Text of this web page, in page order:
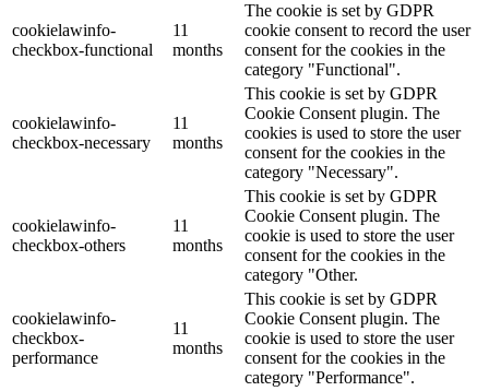
cookielawinfo-
checkbox-functional
11
months
The cookie is set by GDPR
cookie consent to record the user
consent for the cookies in the
category "Functional".
cookielawinfo-
checkbox-necessary
11
months
This cookie is set by GDPR
Cookie Consent plugin. The
cookies is used to store the user
consent for the cookies in the
category "Necessary".
cookielawinfo-
checkbox-others
11
months
This cookie is set by GDPR
Cookie Consent plugin. The
cookie is used to store the user
consent for the cookies in the
category "Other.
cookielawinfo-
checkbox-
performance
11
months
This cookie is set by GDPR
Cookie Consent plugin. The
cookie is used to store the user
consent for the cookies in the
category "Performance".